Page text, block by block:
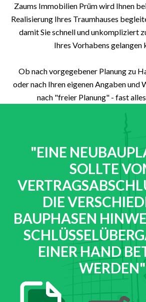
Zaums Immobilien Prüm wird Ihnen
Realisierung Ihres Traumhauses
damit Sie schnell und unkompliziert
Ihres Vorhabens gelangen
Ob nach vorgegebener Planung zu
oder nach Ihren eigenen Angaben und
nach "freier Planung" - fast
"EINE
SOLLTE
DIE
BAUPHASEN
EINER HAND
WERDEN"